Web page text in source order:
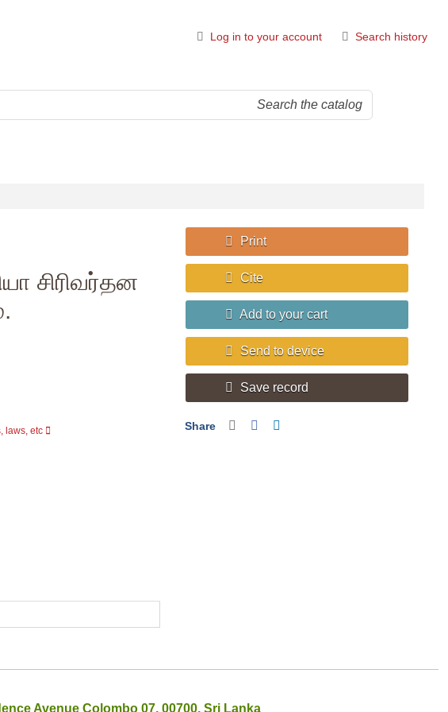
Log in to your account Search history
சிரிவர்தன
laws, etc
Print
Cite
Add to your cart
Send to device
Save record
Share
Avenue Colombo 07, 00700, Sri Lanka